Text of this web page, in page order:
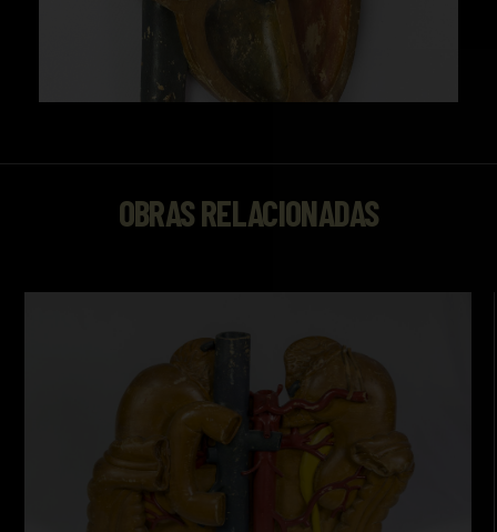
OBRAS RELACIONADAS